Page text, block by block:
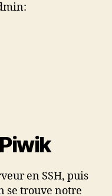
en SSH, puis
se trouve notre